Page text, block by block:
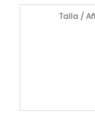
Talla /